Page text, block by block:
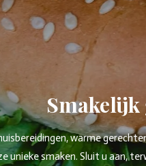
Smakelijk
warme
unieke smaken. Sluit u aan,